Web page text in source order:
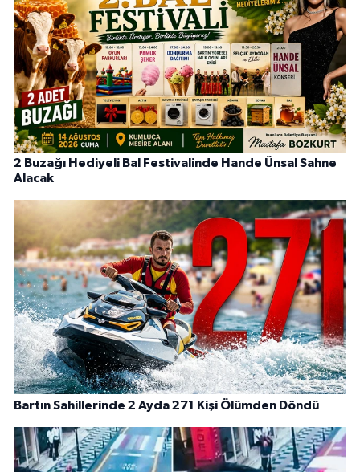
2 Buzağı Hediyeli Bal Festivalinde Hande Ünsal Sahne
Alacak
Bartın Sahillerinde 2 Ayda 271 Kişi Ölümden Döndü